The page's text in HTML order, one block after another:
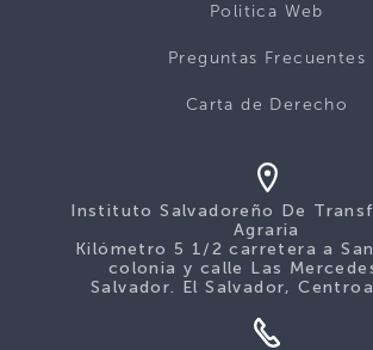
Politica Web
Preguntas Frecuentes
Carta de Derecho
Instituto Salvadoreño De
Agraria
Kilómetro 5 1/2 carretera a
colonia y calle Las
Salvador. El Salvador,